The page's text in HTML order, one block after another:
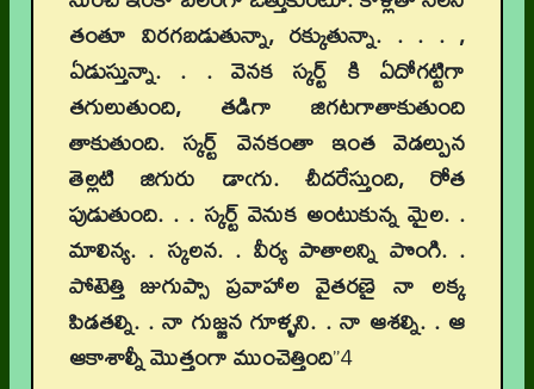
తంతూ విరగబడుతున్నా, రక్కుతున్నా. . . . ,
ఏడుస్తున్నా. . . వెనక స్కర్ట్ కి ఏదోగట్టిగా
తగులుతుంది, తడిగా జిగటగాతాకుతుంది
తాకుతుంది. స్కర్ట్ వెనకంతా ఇంత వెడల్పున
తెల్లటి జిగురు డాఁగు. చీదరేస్తుంది, రోత
పుడుతుంది. . . స్కర్ట్ వెనుక అంటుకున్న మైల. .
మాలిన్య. . స్కలన. . వీర్య పాతాలన్ని పొంగి. .
పోటెత్తి జుగుప్సా ప్రవాహాల వైతరణై నా లక్క
పిడతల్ని. . నా గుజ్జన గూళ్ళని. . నా ఆశల్ని. . ఆ
ఆకాశాల్నీ మొత్తంగా ముంచెత్తింది”4